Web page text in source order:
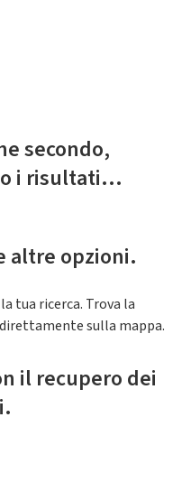
secondo,
i risultati...
altre opzioni.
tua ricerca. Trova la
sulla mappa.
il recupero dei